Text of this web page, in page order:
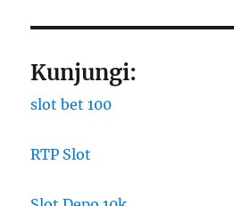
Kunjungi:
slot bet 100
RTP Slot